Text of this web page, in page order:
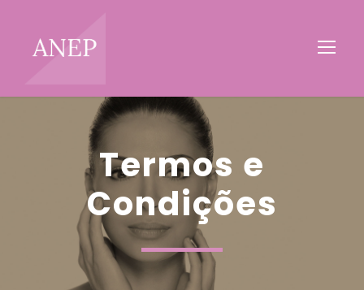
Termos e
Condições